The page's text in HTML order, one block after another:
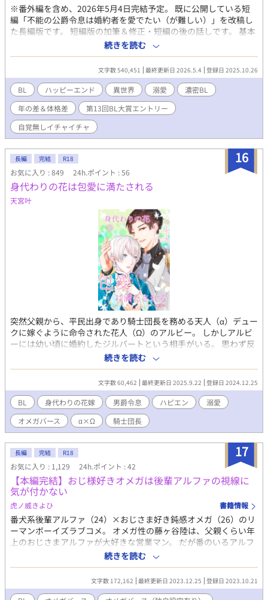
※番外編を含め、2026年5月4日完結予定。 既に公開している短
編「不能の公爵令息は婚約者を愛でたい（が難しい）」を改稿し
た長編版です。 短編版の加筆＆修正・短編の後の話しです。 基本
的に毎日17時に１話、投稿します。 ※短編で公開していた部分も
構成の変更、加筆＆修正していますが、話の流れに変更はありま
せん。 短編とは違い、R18になります。 R18の内容は予告なく始
まります。 苦手な方はお気を付けください。 ＊＊＊ 社交界で侯爵
家の秘宝、隠された天使とも噂されているエレミアス。 体が弱
く、王都で生まれた彼は、屋敷の外に出たことがなかった。 過保
護な兄に守られて、世間知らずに生きてきたエレミアス。 だがそ
んなエレミアスも、徐々に外の世界を知り、成長していく。 そん
なエレミアスは兄の紹介で一人の騎士と婚約することになった。
相手の騎士はある事件をきっかけに【不能】になっていた。 だか
らこそ、婚約者選ばれた騎士。 だか彼は、エレミアスに一目ぼれ
をしてしまう。 【不能】が治れば婚約者ではいられなくなる。 だ
が、体は可愛いエレミアスを求めている。 やばい。 可愛すぎて
【不能】が治った！ ……ら、だめですよね？ 【不能】じゃないと
結婚できない！ あれよあれよと婚約が決まり、両思いになってい
く堅物騎士と世間知らずの箱入り子息（妖精または天使との噂
有）の可愛い恋物語です。 ＊＊
続きを読む
文字数 540,451 最終更新日 2026.5.4 登録日 2025.10.26
BL ハッピーエンド 異世界 溺愛
濃密BL
年の差＆体格差
第13回BL大賞エントリー
自覚無しイチャイチャ
16
長編 完結 R18
お気に入り : 849 24h.ポイント : 56
身代わりの花は包愛に満たされる
天宮叶
突然父親から、平民出身であり騎士団長を務める天人（α）デュー
クに嫁ぐように命令された花人（Ω）のアルビー。 しかしアルビ
ーには幼い頃に婚約したジルバートという相手がいる。 思わず反
論したものの、父親は正式に婚約をまだ発表していないことを利
用して、アルビーの代わりに弟のオリビアをジルバートと婚約さ
せると言い出した。 更に、ジルバートとオリビアが両思いだと知
ったアルビーは、悲しみに暮れて言葉が出なくなってしまう。 結
局、デュークに嫁ぐことになったアルビー。 初めは、口が悪く粗
暴な態度のデュークのことを怖がっていたアルビー。しかし、デ
ュークのストレートな優しさや言葉に段々と絆されていき、いつ
の間にか彼のことを好きになっていって─── 元平民出身で口は
悪いけど溺愛しまくり系騎士団長 × 自分に自信を持てない受け
の焦れった可愛いラブラブなお話です 世界観統一のため αを『天
人』 Ωを『花人』 βを『常人』 と表記しています。 基本的には普
通のオメガバースです よろしくお願いしますm(_ _)m
続きを読む
文字数 60,462 最終更新日 2025.9.22 登録日 2024.12.25
BL 身代わりの花嫁 男爵令息 ハピエン
溺愛
オメガバース
α×Ω 騎士団長
17
長編 完結 R18
お気に入り : 1,129 24h.ポイント : 42
【本編完結】おじ様好きオメガは後輩アルファの視線に
気が付かない
虎ノ威きよひ 書籍情報
番犬系後輩アルファ（24）×おじさま好き鈍感オメガ（26）のリ
ーマンボーイズラブコメ。 オメガ性の藤ヶ谷陸は、父親くらい年
上のおじさまアルファが大好きな営業マン。 だが番のいるアルフ
ァに憧れを抱くせいで、取引先とトラブルになることも。 その度
に、仕事の後輩でありアルファである杉野誠二郎に「自覚が足り
ない」と叱られてしまう。 本人は至って真面目に恋愛したいだけ
だというのに。 藤ヶ谷と杉野がバーで飲んでいたある夜、理想の
続きを読む
文字数 172,162 最終更新日 2023.12.25 登録日 2023.10.21